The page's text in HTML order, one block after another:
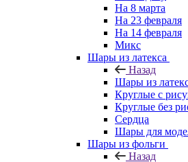
На 8 марта
На 23 февраля
На 14 февраля
Микс
Шары из латекса
Назад
Шары из
Круглые с
Круглые без
Сердца
Шары для
Шары из фольги
Назад